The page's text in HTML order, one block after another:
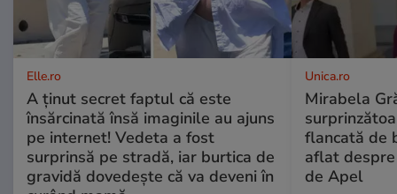
Elle.ro
A ținut secret faptul că este
însărcinată însă imaginile au ajuns
pe internet! Vedeta a fost
surprinsă pe stradă, iar burtica de
gravidă dovedește că va deveni în
Unica.ro
Mirabela
flancată de
aflat
de Apel